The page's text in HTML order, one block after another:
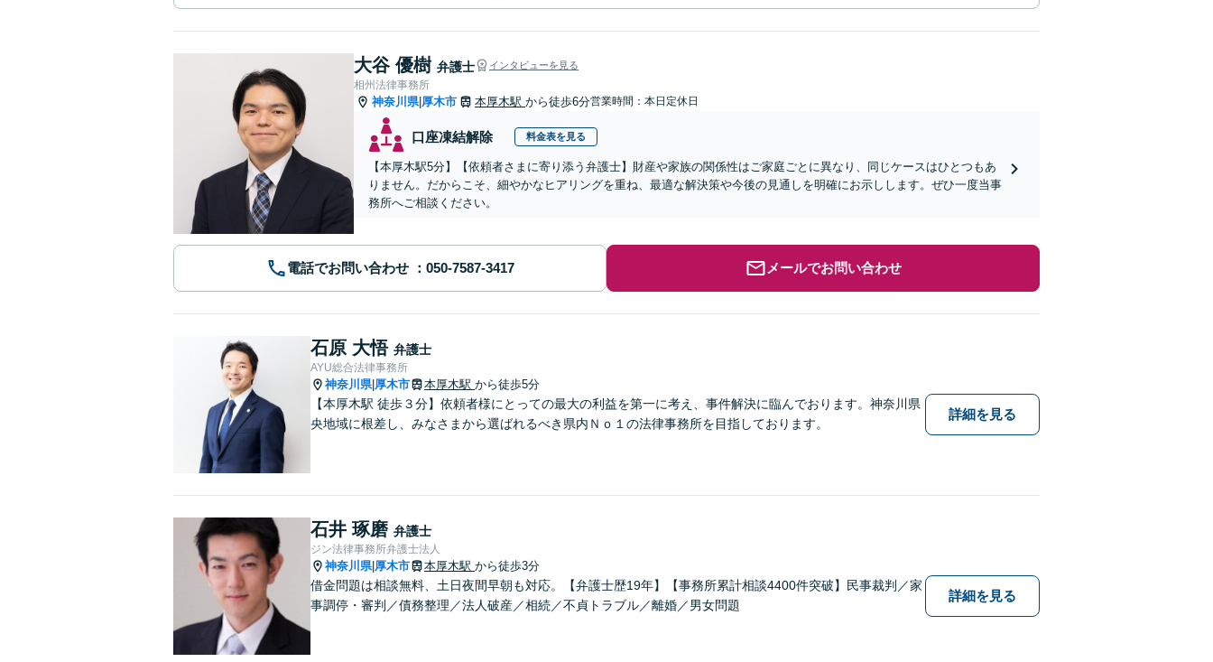
大谷 優樹 弁護士 インタビューを見る
相州法律事務所
神奈川県| 厚木市 本厚木駅 から徒歩6分営業時間：本日定休日
口座凍結解除 料金表を見る
【本厚木駅5分】【依頼者さまに寄り添う弁護士】財産や家族の関係性はご家庭ごとに異なり、同じケースはひとつもあ
りません。だからこそ、細やかなヒアリングを重ね、最適な解決策や今後の見通しを明確にお示しします。ぜひ一度当事
務所へご相談ください。
電話でお問い合わせ メールでお問い合わせ
石原 大悟 弁護士
AYU総合法律事務所
神奈川県| 厚木市 本厚木駅 から徒歩5分
【本厚木駅 徒歩３分】依頼者様にとっての最大の利益を第一に考え、事件解決に臨んでおります。神奈川県
央地域に根差し、みなさまから選ばれるべき県内Ｎｏ１の法律事務所を目指しております。
詳細を見る
石井 琢磨 弁護士
ジン法律事務所弁護士法人
神奈川県| 厚木市 本厚木駅 から徒歩3分
借金問題は相談無料、土日夜間早朝も対応。【弁護士歴19年】【事務所累計相談4400件突破】民事裁判／家
事調停・審判／債務整理／法人破産／相続／不貞トラブル／離婚／男女問題
詳細を見る